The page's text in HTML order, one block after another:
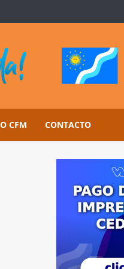
CFM CONTACTO